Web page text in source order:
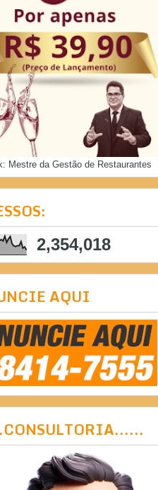
Mestre da Gestão de Restaurantes
2,354,018
AQUI